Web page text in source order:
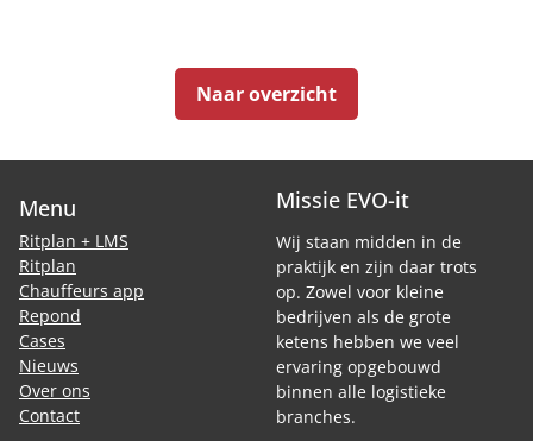
Naar overzicht
Menu
Ritplan + LMS
Ritplan
Chauffeurs app
Repond
Cases
Nieuws
Over ons
Contact
Missie EVO-it
Wij staan midden in de
praktijk en zijn daar trots
op. Zowel voor kleine
bedrijven als de grote
ketens hebben we veel
ervaring opgebouwd
binnen alle logistieke
branches.